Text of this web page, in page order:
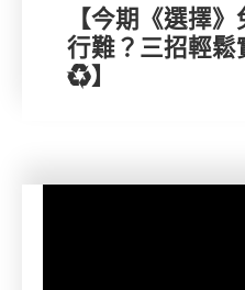
【今期《選擇
行難？三招輕
♻️】